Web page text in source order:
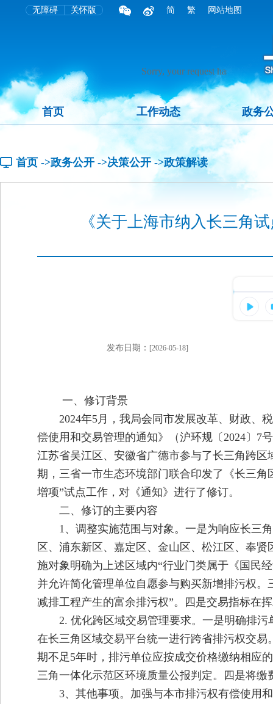
无障碍 关怀版 简 繁 网站地图
首页 工作动态 政务
首页 ->政务公开 ->决策公开 ->政策解读
《关于上海市纳入长三角
发布日期： [2026-05-18]
一、修订背景
2024年5月，我局会同市发展改革、财政、
偿使用和交易管理的通知》（沪环规〔2024〕7
江苏省吴江区、安徽省广德市参与了长三角跨
期，三省一市生态环境部门联合印发了《长三
增项”试点工作，对《通知》进行了修订。
二、修订的主要内容
1、调整实施范围与对象。一是为响应长三
区、浦东新区、嘉定区、金山区、松江区、奉
施对象明确为上述区域内“行业门类属于《国民
并允许简化管理单位自愿参与购买新增排污权
减排工程产生的富余排污权”。四是交易指标在
2. 优化跨区域交易管理要求。一是明确排
在长三角区域交易平台统一进行跨省排污权交
期不足5年时，排污单位应按成交价格缴纳相应
三角一体化示范区环境质量公报判定。四是将
3、其他事项。加强与本市排污权有偿使用